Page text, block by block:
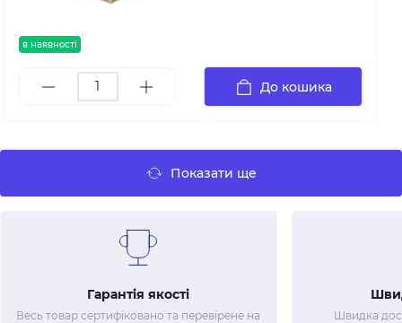
в наявності
До кошика
Показати ще
Гарантія якості
Весь товар сертифіковано та перевірене на
Швидка